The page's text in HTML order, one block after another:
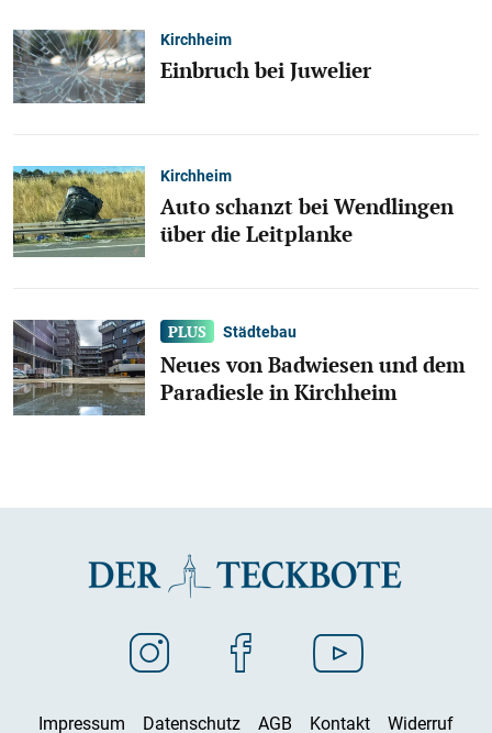
Kirchheim
Einbruch bei Juwelier
Kirchheim
Auto schanzt bei Wendlingen
über die Leitplanke
Städtebau
Neues von Badwiesen und dem
Paradiesle in Kirchheim
Impressum Datenschutz AGB Kontakt Widerruf